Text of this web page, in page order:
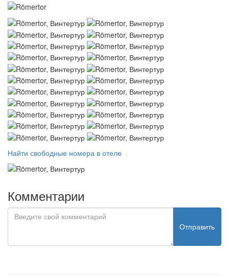
Найти свободные номера в отеле
Комментарии
Отправить